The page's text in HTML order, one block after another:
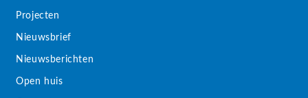
Projecten
Nieuwsbrief
Nieuwsberichten
Open huis